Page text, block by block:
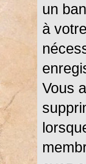
un
à
Vous